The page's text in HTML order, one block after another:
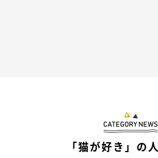
「猫が好き」の